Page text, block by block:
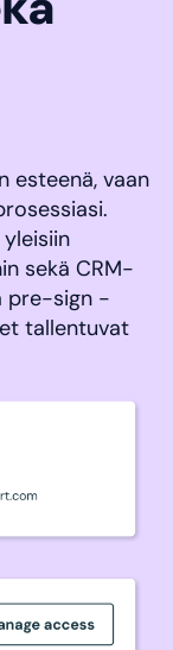
esteenä, vaan
sekä CRM-
pre-sign -
tallentuvat